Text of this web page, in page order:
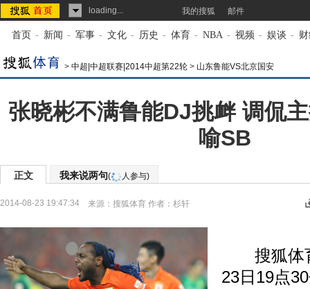
loading... 我的搜狐 邮件
首页 - 新闻 - 军事 - 文化 - 历史 - 体育 - NBA - 视频 - 娱谈 -
> 中超|中超联赛|2014中超第22轮 > 山东鲁能VS北京国安
张晓彬不满鲁能DJ挑衅 调侃
喻SB
正文 我来说两句( 人参与)
2014-08-23 19:47:34 来源： 搜狐体育 作者：杉轩
搜狐体
23日19点